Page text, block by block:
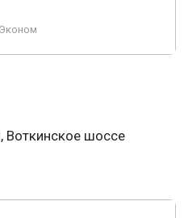
Эконом
Воткинское шоссе